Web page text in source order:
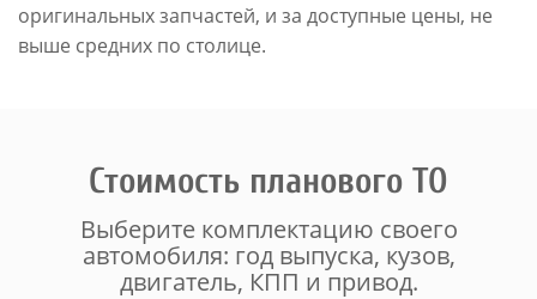
оригинальных запчастей, и за доступные цены, не
выше средних по столице.
Стоимость планового ТО
Выберите комплектацию своего
автомобиля: год выпуска, кузов,
двигатель, КПП и привод.